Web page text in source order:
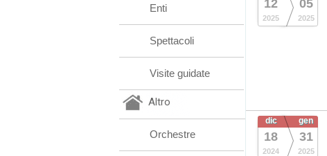
12
2025
05
2025
dic
18
2024
gen
31
2025
Enti
Spettacoli
Visite guidate
Altro
Orchestre